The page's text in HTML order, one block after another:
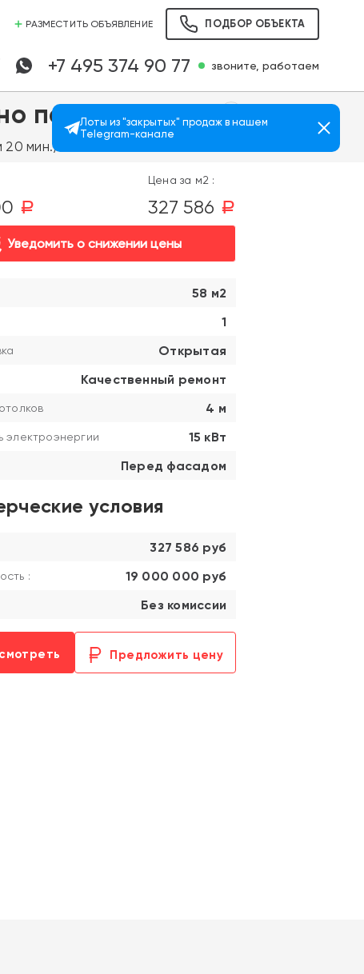
РАЗМЕСТИТЬ ОБЪЯВЛЕНИЕ ПОДБОР ОБЪЕКТА
+7 495 374 90 77 звоните, работаем
парк"
мин.)
a
Цена за м2 :
327 586 a
Уведомить о снижении цены
58 м2
1
Открытая
Качественный ремонт
4 м
электроэнергии 15 кВт
Перед фасадом
условия
327 586 руб
: 19 000 000 руб
Без комиссии
Предложить цену
Лоты из "закрытых" продаж в нашем
Telegram-канале